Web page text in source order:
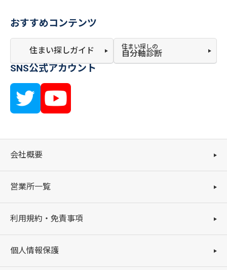
おすすめコンテンツ
住まい探しガイド 住まい探しの
自分軸診断
SNS公式アカウント
会社概要
営業所一覧
利用規約・免責事項
個人情報保護